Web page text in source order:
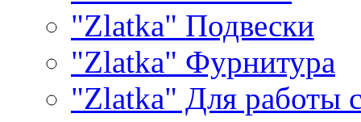
"Zlatka" Подвески
"Zlatka" Фурнитура
"Zlatka" Для работы